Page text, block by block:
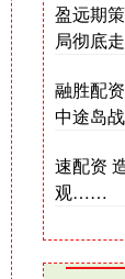
盈远期
局彻底
融胜配
中途岛
速配资
观……